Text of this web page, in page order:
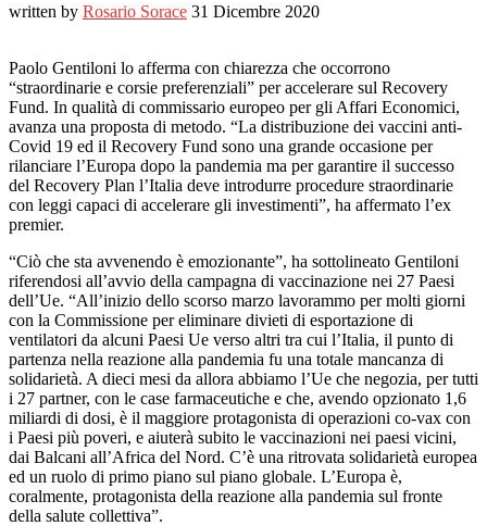
written by Rosario Sorace 31 Dicembre 2020
Paolo Gentiloni lo afferma con chiarezza che occorrono
“straordinarie e corsie preferenziali” per accelerare sul Recovery
Fund. In qualità di commissario europeo per gli Affari Economici,
avanza una proposta di metodo. “La distribuzione dei vaccini anti-
Covid 19 ed il Recovery Fund sono una grande occasione per
rilanciare l’Europa dopo la pandemia ma per garantire il successo
del Recovery Plan l’Italia deve introdurre procedure straordinarie
con leggi capaci di accelerare gli investimenti”, ha affermato l’ex
premier.
“Ciò che sta avvenendo è emozionante”, ha sottolineato Gentiloni
riferendosi all’avvio della campagna di vaccinazione nei 27 Paesi
dell’Ue. “All’inizio dello scorso marzo lavorammo per molti giorni
con la Commissione per eliminare divieti di esportazione di
ventilatori da alcuni Paesi Ue verso altri tra cui l’Italia, il punto di
partenza nella reazione alla pandemia fu una totale mancanza di
solidarietà. A dieci mesi da allora abbiamo l’Ue che negozia, per tutti
i 27 partner, con le case farmaceutiche e che, avendo opzionato 1,6
miliardi di dosi, è il maggiore protagonista di operazioni co-vax con
i Paesi più poveri, e aiuterà subito le vaccinazioni nei paesi vicini,
dai Balcani all’Africa del Nord. C’è una ritrovata solidarietà europea
ed un ruolo di primo piano sul piano globale. L’Europa è,
coralmente, protagonista della reazione alla pandemia sul fronte
della salute collettiva”.